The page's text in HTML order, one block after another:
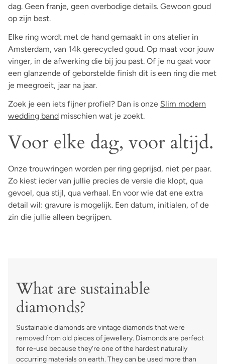
dag. Geen franje, geen overbodige details. Gewoon goud
op zijn best.
Elke ring wordt met de hand gemaakt in ons atelier in
Amsterdam, van 14k gerecycled goud. Op maat voor jouw
vinger, in de afwerking die bij jou past. Of je nu gaat voor
een glanzende of geborstelde finish dit is een ring die met
je meegroeit, jaar na jaar.
Zoek je een iets fijner profiel? Dan is onze Slim modern
wedding band misschien wat je zoekt.
Voor elke dag, voor altijd.
Onze trouwringen worden per ring geprijsd, niet per paar.
Zo kiest ieder van jullie precies de versie die klopt, qua
gevoel, qua stijl, qua verhaal. En voor wie dat ene extra
detail wil: gravure is mogelijk. Een datum, initialen, of de
zin die jullie alleen begrijpen.
What are sustainable
diamonds?
Sustainable diamonds are vintage diamonds that were
removed from old pieces of jewellery. Diamonds are perfect
for re-use because they're one of the hardest naturally
occurring materials on earth. They can be used more than